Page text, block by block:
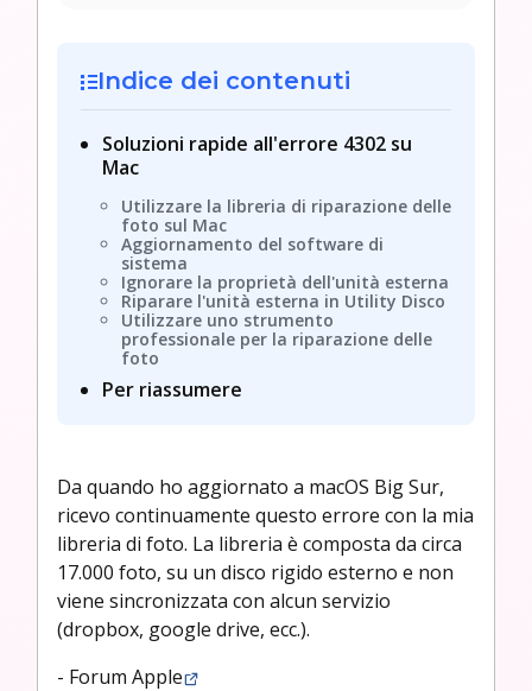
Indice dei contenuti
Soluzioni rapide all'errore 4302 su
Mac
Utilizzare la libreria di riparazione delle
foto sul Mac
Aggiornamento del software di
sistema
Ignorare la proprietà dell'unità esterna
Riparare l'unità esterna in Utility Disco
Utilizzare uno strumento
professionale per la riparazione delle
foto
Per riassumere
Da quando ho aggiornato a macOS Big Sur,
ricevo continuamente questo errore con la mia
libreria di foto. La libreria è composta da circa
17.000 foto, su un disco rigido esterno e non
viene sincronizzata con alcun servizio
(dropbox, google drive, ecc.).
- Forum Apple